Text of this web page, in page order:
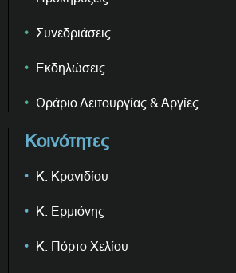
Συνεδριάσεις
Εκδηλώσεις
Ωράριο Λειτουργίας & Αργίες
Κοινότητες
Κ. Κρανιδίου
Κ. Ερμιόνης
Κ. Πόρτο Χελίου